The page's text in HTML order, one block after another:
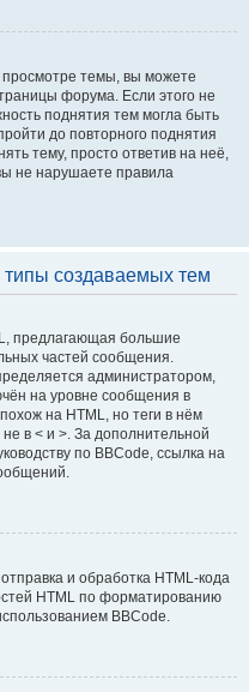
темы, вы можете
форума. Если этого не
поднятия тем могла быть
до повторного поднятия
тему, просто ответив на неё,
не нарушаете правила
создаваемых тем
предлагающая большие
частей сообщения.
администратором,
на уровне сообщения в
на HTML, но теги в нём
в < и >. За дополнительной
по BBCode, ссылка на
и обработка HTML-кода
HTML по форматированию
BBCode.